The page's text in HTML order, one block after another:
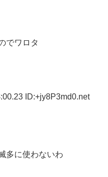
でワロタ
ID:+jy8P3md0.net
多に使わないわ